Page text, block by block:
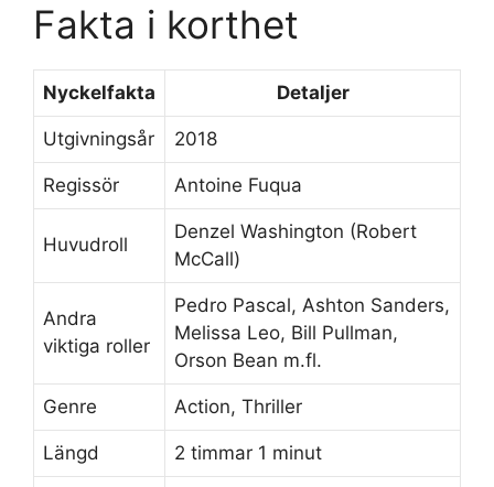
Fakta i korthet
Nyckelfakta Detaljer
Utgivningsår 2018
Regissör Antoine Fuqua
Huvudroll
Denzel Washington (Robert
McCall)
Andra
viktiga roller
Pedro Pascal, Ashton Sanders,
Melissa Leo, Bill Pullman,
Orson Bean m.fl.
Genre Action, Thriller
Längd 2 timmar 1 minut